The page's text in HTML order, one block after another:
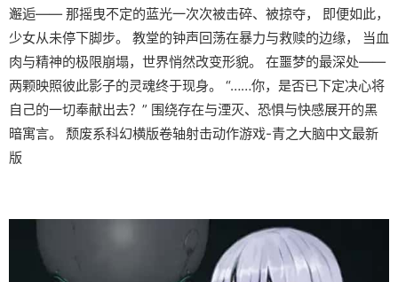
邂逅—— 那摇曳不定的蓝光一次次被击碎、被掠夺， 即便如此，
少女从未停下脚步。 教堂的钟声回荡在暴力与救赎的边缘， 当血
肉与精神的极限崩塌，世界悄然改变形貌。 在噩梦的最深处——
两颗映照彼此影子的灵魂终于现身。 “……你，是否已下定决心将
自己的一切奉献出去？” 围绕存在与湮灭、恐惧与快感展开的黑
暗寓言。 颓废系科幻横版卷轴射击动作游戏-青之大脑中文最新
版